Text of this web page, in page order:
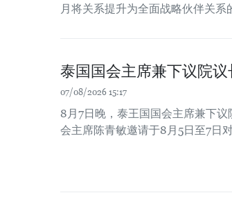
月将关系提升为全面战略伙伴关系
泰国国会主席兼下议院
07/08/2026 15:17
8月7日晚，泰王国国会主席兼下
会主席陈青敏邀请于8月5日至7日